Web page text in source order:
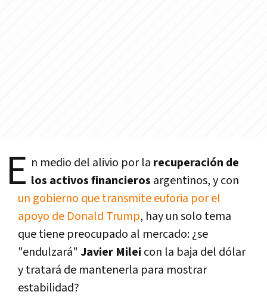
E n medio del alivio por la recuperación de
los activos financieros argentinos, y con
un gobierno que transmite euforia por el
apoyo de Donald Trump, hay un solo tema
que tiene preocupado al mercado: ¿se
"endulzará" Javier Milei con la baja del dólar
y tratará de mantenerla para mostrar
estabilidad?